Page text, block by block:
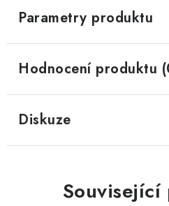
Parametry produktu
Hodnocení produktu
Diskuze